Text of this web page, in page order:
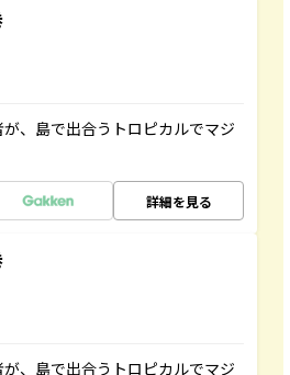
、島で出合うトロピカルでマジ
詳細を見る
、島で出合うトロピカルでマジ